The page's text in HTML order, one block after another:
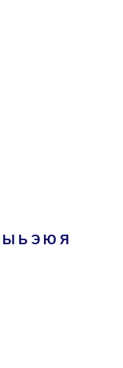
Ы Ь Э Ю Я